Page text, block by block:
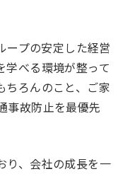
ープの安定した経営
学べる環境が整って
ちろんのこと、ご家
事故防止を最優先
り、会社の成長を一